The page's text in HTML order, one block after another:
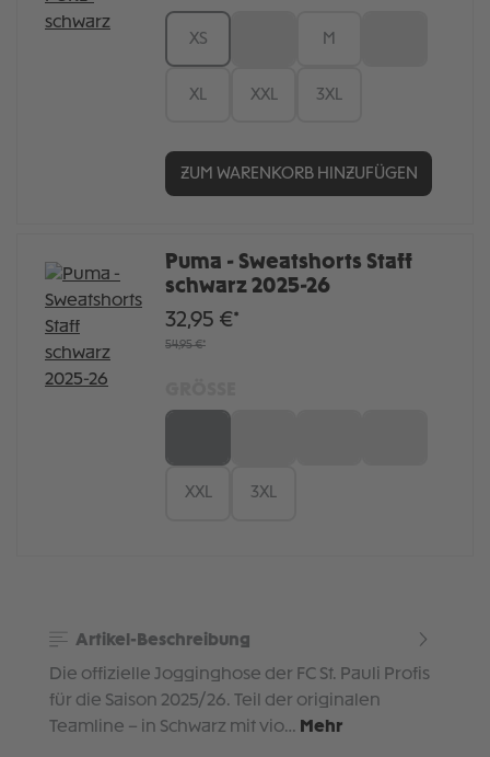
XS M
XL XXL 3XL
ZUM WARENKORB HINZUFÜGEN
Puma - Sweatshorts Staff
schwarz 2025-26
32,95 €*
54,95 €*
XXL 3XL
Artikel-Beschreibung
Die offizielle Jogginghose der FC St. Pauli Profis
für die Saison 2025/26. Teil der originalen
Teamline – in Schwarz mit vio… Mehr